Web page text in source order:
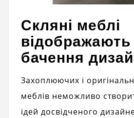
Скляні меблі
відображають
бачення
Захоплюючих і
меблів неможливо
ідей досвідченого